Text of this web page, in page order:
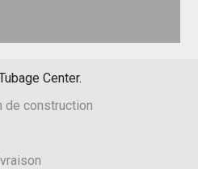
Center.
de construction